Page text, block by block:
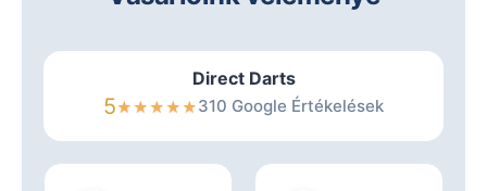
Direct Darts
5★★★★★310 Google Értékelések